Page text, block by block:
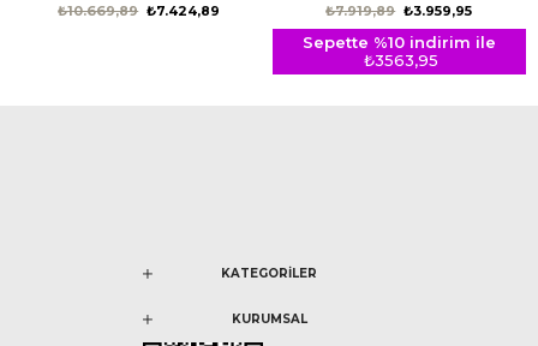
₺7.424,89
₺10.669,89 ₺3.959,95
₺7.919,89
Sepette %10 indirim ile
₺3563,95
KATEGORİLER
KURUMSAL